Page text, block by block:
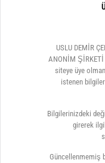
USLU DEMİR
ANONİM
siteye üye
istenen
Bilgilerinizdeki
girerek
Güncellenmemiş